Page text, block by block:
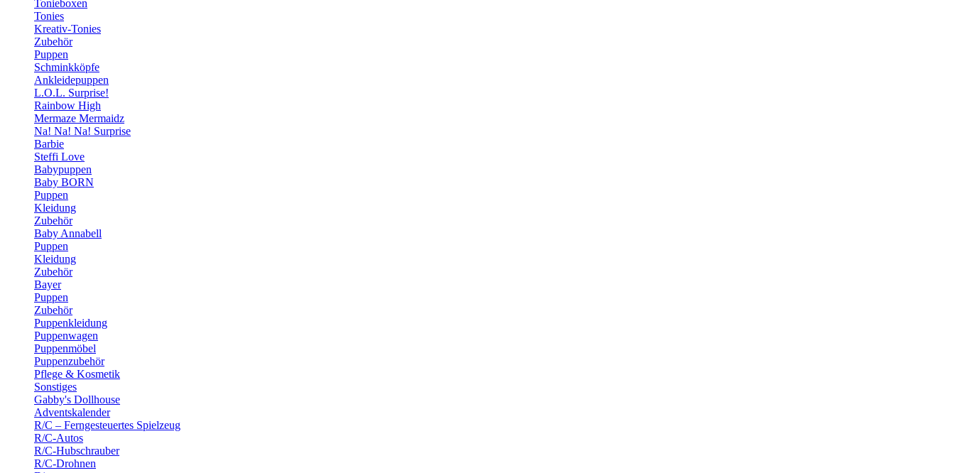
Tonieboxen
Tonies
Kreativ-Tonies
Zubehör
Puppen
Schminkköpfe
Ankleidepuppen
L.O.L. Surprise!
Rainbow High
Mermaze Mermaidz
Na! Na! Na! Surprise
Barbie
Steffi Love
Babypuppen
Baby BORN
Puppen
Kleidung
Zubehör
Baby Annabell
Puppen
Kleidung
Zubehör
Bayer
Puppen
Zubehör
Puppenkleidung
Puppenwagen
Puppenmöbel
Puppenzubehör
Pflege & Kosmetik
Sonstiges
Gabby's Dollhouse
Adventskalender
R/C – Ferngesteuertes Spielzeug
R/C-Autos
R/C-Hubschrauber
R/C-Drohnen